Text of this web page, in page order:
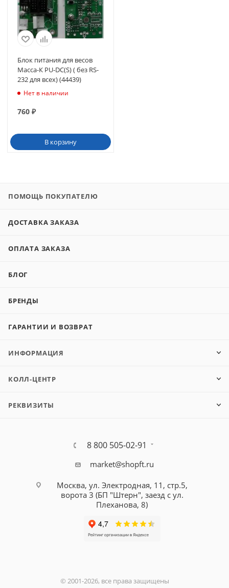
Блок питания для весов
Масса-К PU-DC(S) ( без RS-
232 для всех) (44439)
Нет в наличии
760 ₽
В корзину
ПОМОЩЬ ПОКУПАТЕЛЮ
ДОСТАВКА ЗАКАЗА
ОПЛАТА ЗАКАЗА
БЛОГ
БРЕНДЫ
ГАРАНТИИ И ВОЗВРАТ
ИНФОРМАЦИЯ
КОЛЛ-ЦЕНТР
РЕКВИЗИТЫ
8 800 505-02-91
market@shopft.ru
Москва, ул. Электродная, 11, стр.5,
ворота 3 (БП "Штерн", заезд с ул.
Плеханова, 8)
© 2001-2026, все права защищены